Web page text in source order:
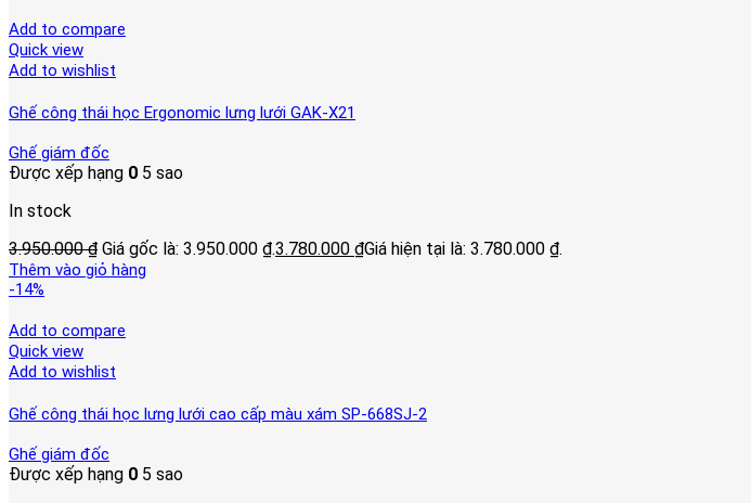
Add to compare
Quick view
Add to wishlist
Ghế công thái học Ergonomic lưng lưới GAK-X21
Ghế giám đốc
Được xếp hạng 0 5 sao
In stock
3.950.000₫ Giá gốc là: 3.950.000 ₫.3.780.000 ₫Giá hiện tại là: 3.780.000 ₫.
Thêm vào giỏ hàng
-14%
Add to compare
Quick view
Add to wishlist
Ghế công thái học lưng lưới cao cấp màu xám SP-668SJ-2
Ghế giám đốc
Được xếp hạng 0 5 sao